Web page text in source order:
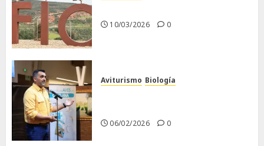
10/03/2026 0
Aviturismo Biología
06/02/2026 0